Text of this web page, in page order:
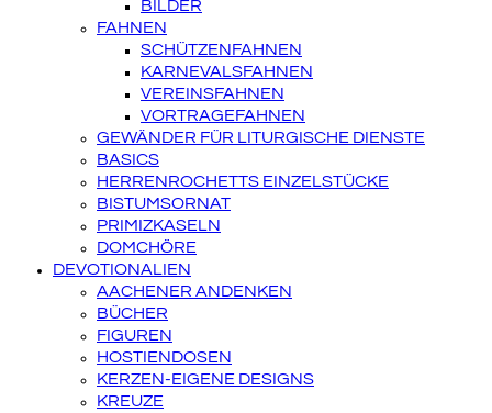
BILDER
FAHNEN
SCHÜTZENFAHNEN
KARNEVALSFAHNEN
VEREINSFAHNEN
VORTRAGEFAHNEN
GEWÄNDER FÜR LITURGISCHE DIENSTE
BASICS
HERRENROCHETTS EINZELSTÜCKE
BISTUMSORNAT
PRIMIZKASELN
DOMCHÖRE
DEVOTIONALIEN
AACHENER ANDENKEN
BÜCHER
FIGUREN
HOSTIENDOSEN
KERZEN-EIGENE DESIGNS
KREUZE